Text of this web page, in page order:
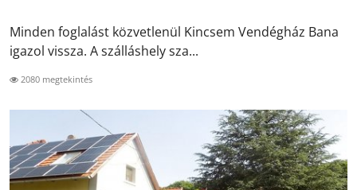
Minden foglalást közvetlenül Kincsem Vendégház Bana
igazol vissza. A szálláshely sza...
2080 megtekintés